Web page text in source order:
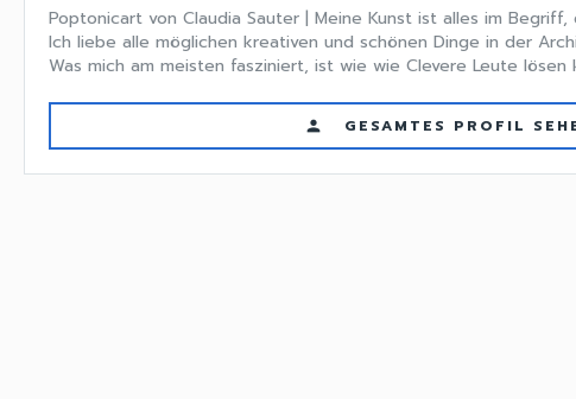
Poptonicart von Claudia Sauter | Meine Kunst ist alles im
Ich liebe alle möglichen kreativen und schönen Dinge in der
Was mich am meisten fasziniert, ist wie wie Clevere Leute lösen
person GESAMTES PROFIL